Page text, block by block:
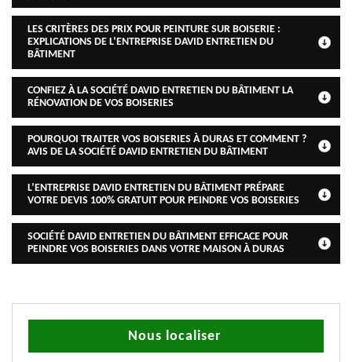
LES CRITÈRES DES PRIX POUR PEINTURE SUR BOISERIE :
EXPLICATIONS DE L’ENTREPRISE DAVID ENTRETIEN DU
BÂTIMENT
CONFIEZ À LA SOCIÉTÉ DAVID ENTRETIEN DU BÂTIMENT LA
RÉNOVATION DE VOS BOISERIES
POURQUOI TRAITER VOS BOISERIES À DURAS ET COMMENT ?
AVIS DE LA SOCIÉTÉ DAVID ENTRETIEN DU BÂTIMENT
L’ENTREPRISE DAVID ENTRETIEN DU BÂTIMENT PRÉPARE
VOTRE DEVIS 100% GRATUIT POUR PEINDRE VOS BOISERIES
SOCIÉTÉ DAVID ENTRETIEN DU BÂTIMENT EFFICACE POUR
PEINDRE VOS BOISERIES DANS VOTRE MAISON À DURAS
Nous localiser